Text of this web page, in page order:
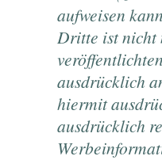
aufweisen
Dritte ist nicht
ausdrücklich
hiermit
ausdrücklich